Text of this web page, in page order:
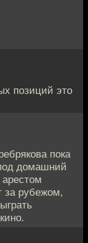
позиций это
пока
домашний
за рубежом,